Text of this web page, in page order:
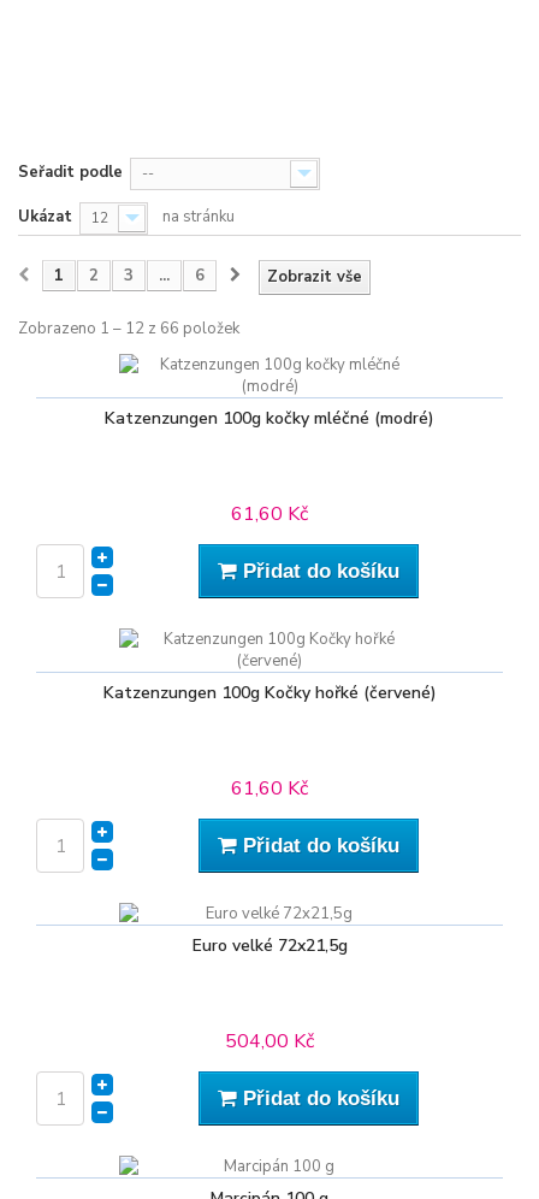
Seřadit podle --
Ukázat 12 na stránku
Zobrazit vše
1 2 3 ... 6
Zobrazeno 1 – 12 z 66 položek
Katzenzungen 100g kočky mléčné (modré)
61,60 Kč
Přidat do košíku
Katzenzungen 100g Kočky hořké (červené)
61,60 Kč
Přidat do košíku
Euro velké 72x21,5g
504,00 Kč
Přidat do košíku